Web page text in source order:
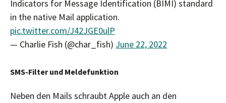
Indicators for Message Identification (BIMI) standard
in the native Mail application.
pic.twitter.com/J42JGE0ulP
— Charlie Fish (@char_fish) June 22, 2022
SMS-Filter und Meldefunktion
Neben den Mails schraubt Apple auch an den